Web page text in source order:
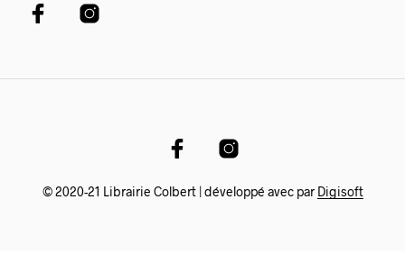
© 2020-21 Librairie Colbert | développé avec par Digisoft